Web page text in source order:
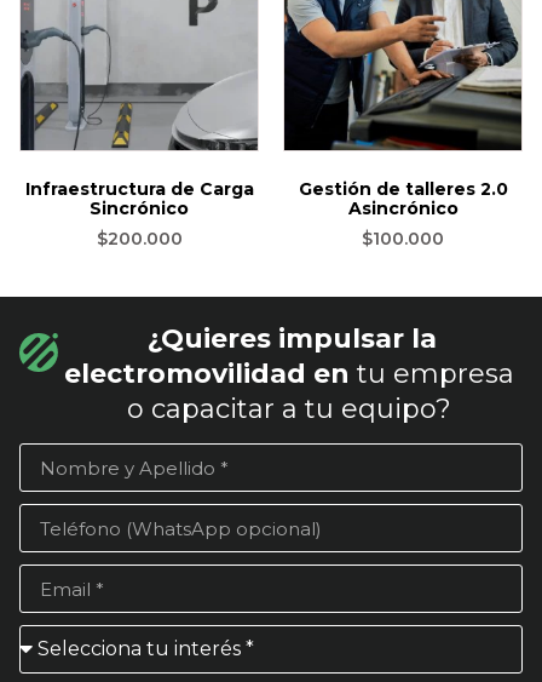
Infraestructura de Carga
Sincrónico
$200.000
Gestión de talleres 2.0
Asincrónico
$100.000
¿Quieres impulsar la
electromovilidad en tu empresa
o capacitar a tu equipo?